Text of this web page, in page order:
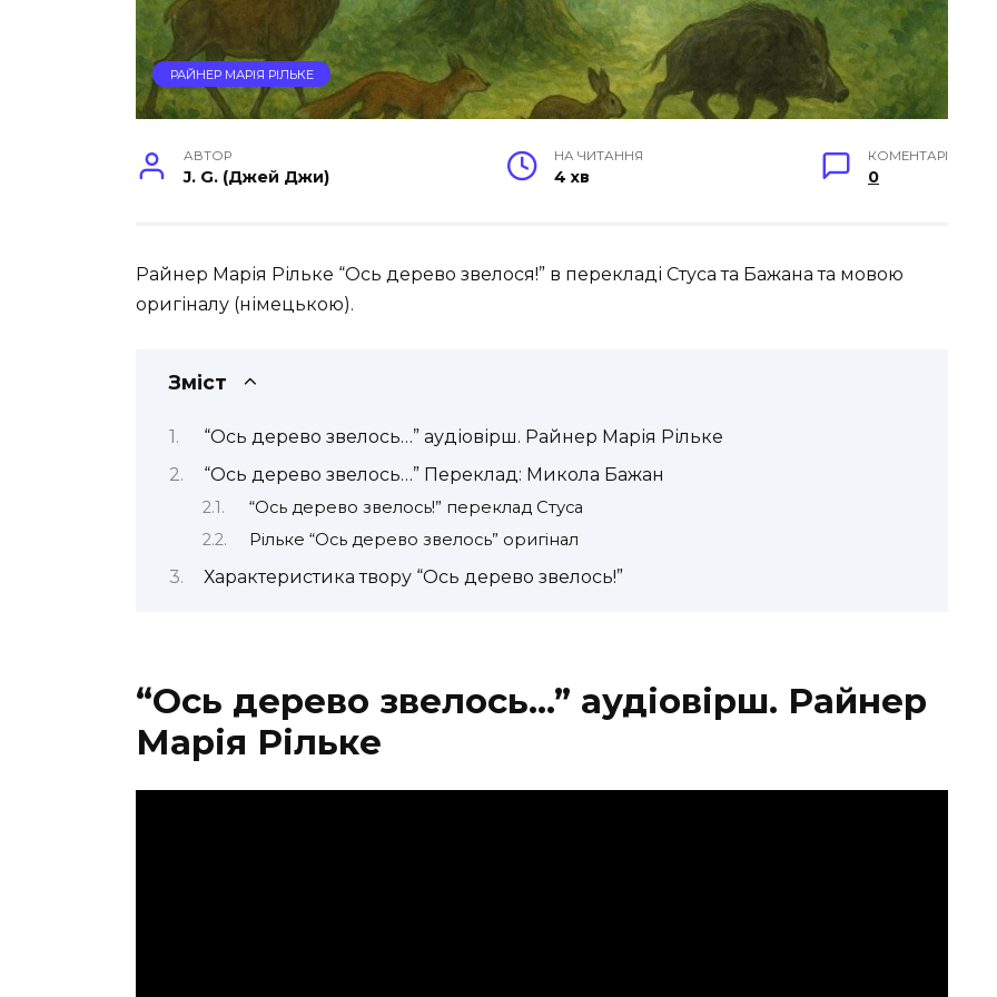
РАЙНЕР МАРІЯ РІЛЬКЕ
АВТОР
J. G. (Джей Джи)
НА ЧИТАННЯ
4 хв
КОМЕНТАРІ
0
Райнер Марія Рільке “Ось дерево звелося!” в перекладі Стуса та Бажана та мовою
оригіналу (німецькою).
Зміст
“Ось дерево звелось…” аудіовірш. Райнер Марія Рільке
“Ось дерево звелось…” Переклад: Микола Бажан
“Ось дерево звелось!” переклад Стуса
Рільке “Ось дерево звелось” оригінал
Характеристика твору “Ось дерево звелось!”
“Ось дерево звелось…” аудіовірш. Райнер
Марія Рільке